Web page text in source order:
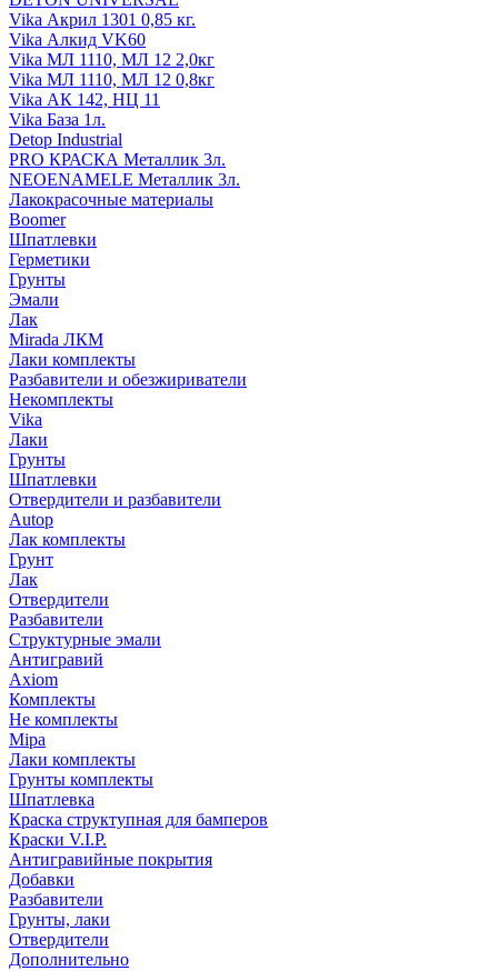
Vika Акрил 1301 0,85 кг.
Vika Алкид VK60
Vika МЛ 1110, МЛ 12 2,0кг
Vika МЛ 1110, МЛ 12 0,8кг
Vika АК 142, НЦ 11
Vika База 1л.
Detop Industrial
PRO КРАСКА Металлик 3л.
NEOENAMELE Металлик 3л.
Лакокрасочные материалы
Boomer
Шпатлевки
Герметики
Грунты
Эмали
Лак
Mirada ЛКМ
Лаки комплекты
Разбавители и обезжириватели
Некомплекты
Vika
Лаки
Грунты
Шпатлевки
Отвердители и разбавители
Autop
Лак комплекты
Грунт
Лак
Отвердители
Разбавители
Структурные эмали
Антигравий
Axiom
Комплекты
Не комплекты
Mipa
Лаки комплекты
Грунты комплекты
Шпатлевка
Краска структупная для бамперов
Краски V.I.P.
Антигравийные покрытия
Добавки
Разбавители
Грунты, лаки
Отвердители
Дополнительно